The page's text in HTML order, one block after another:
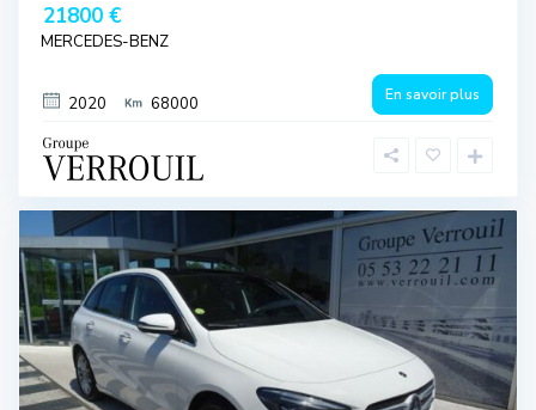
21800 €
MERCEDES-BENZ
2020 68000 En savoir plus